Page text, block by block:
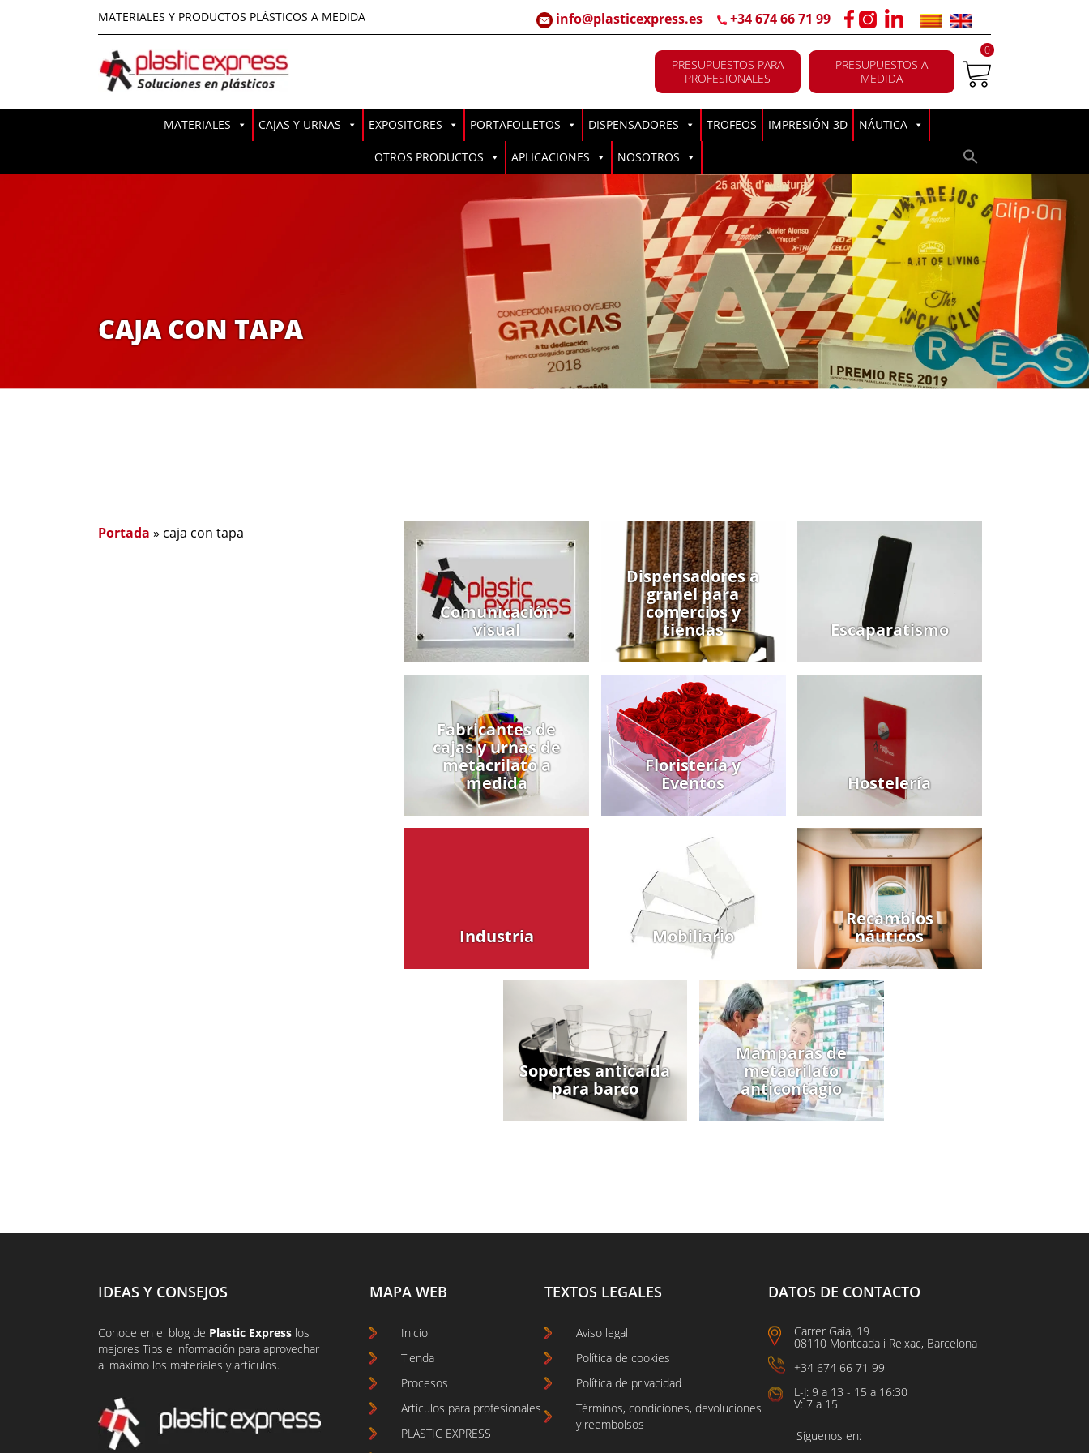
MATERIALES Y PRODUCTOS PLÁSTICOS A MEDIDA info@plasticexpress.es +34 674 66 71 99
PRESUPUESTOS PARA
PROFESIONALES
PRESUPUESTOS A
MEDIDA
0
MATERIALES CAJAS Y URNAS EXPOSITORES PORTAFOLLETOS DISPENSADORES TROFEOS IMPRESIÓN 3D NÁUTICA
OTROS PRODUCTOS APLICACIONES NOSOTROS
CAJA CON TAPA
Portada » caja con tapa
Comunicación
visual
Dispensadores a
granel para
comercios y
tiendas
Escaparatismo
Fabricantes de
cajas y urnas de
metacrilato a
medida
Floristería y
Eventos
Hostelería
Industria Mobiliario
Recambios
náuticos
Soportes anticaída
para barco
Mamparas de
metacrilato
anticontagio
IDEAS Y CONSEJOS
Conoce en el blogde Plastic Expresslos
mejores Tips e información para aprovechar
al máximo los materiales y artículos.
MAPA WEB
Inicio
Tienda
Procesos
Artículos para profesionales
PLASTIC EXPRESS
TEXTOS LEGALES
Aviso legal
Política de cookies
Política de privacidad
Términos, condiciones, devoluciones
y reembolsos
DATOS DE CONTACTO
Carrer Gaià, 19
08110 Montcada i Reixac, Barcelona
+34 674 66 71 99
L-J: 9 a 13 - 15 a 16:30
V: 7 a 15
Síguenos en: